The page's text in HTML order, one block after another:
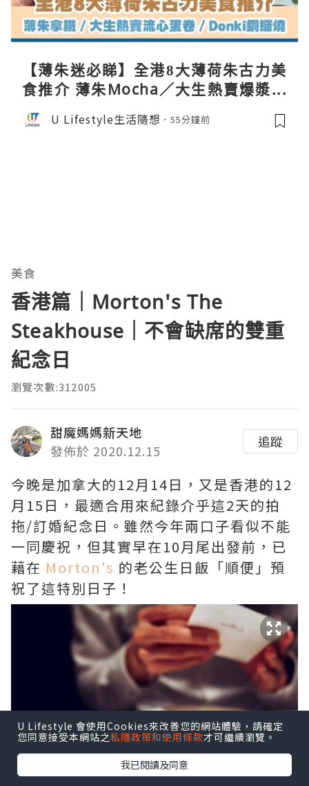
【薄朱迷必睇】全港8大薄荷朱古力美
食推介 薄朱Mocha／大生熱賣爆漿蛋
卷／Donki銅鑼燒
U Lifestyle生活隨想 55分鐘前
美食
香港篇｜Morton's The
Steakhouse｜不會缺席的雙重
紀念日
瀏覽次數:312005
甜魔媽媽新天地
發佈於 2020.12.15
追蹤
今晚是加拿大的12月14日，又是香港的12
月15日，最適合用來紀錄介乎這2天的拍
拖/訂婚紀念日。雖然今年兩口子看似不能
一同慶祝，但其實早在10月尾出發前，已
藉在 Morton's 的老公生日飯「順便」預
祝了這特別日子！
U Lifestyle 會使用Cookies來改善您的網站體驗，請確定
您同意接受本網站之私隱政策和使用條款才可繼續瀏覽。
我已閱讀及同意